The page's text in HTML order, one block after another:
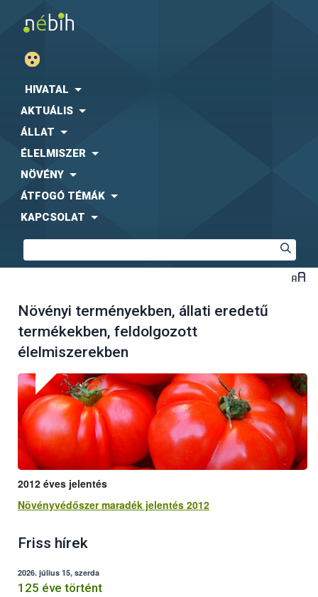
HIVATAL
AKTUÁLIS
ÁLLAT
ÉLELMISZER
NÖVÉNY
ÁTFOGÓ TÉMÁK
KAPCSOLAT
Növényi terményekben, állati eredetű
termékekben, feldolgozott
élelmiszerekben
2012 éves jelentés
Növényvédőszer maradék jelentés 2012
Friss hírek
2026. július 15, szerda
125 éve történt